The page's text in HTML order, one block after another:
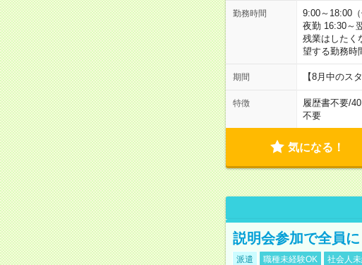
勤務時間
9:00～18:00
夜勤 16:30～
残業はしたく
望する勤務時
期間 【8月中のス
特徴 履歴書不要/
不要
気になる！
説明会参加で全員
派遣 職種未経験OK 社会人